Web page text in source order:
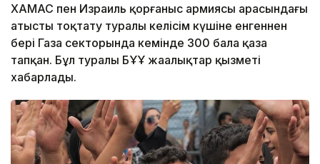
ХАМАС пен Израиль қорғаныс армиясы арасындағы
атысты тоқтату туралы келісім күшіне енгеннен
бері Газа секторында кемінде 300 бала қаза
тапқан. Бұл туралы БҰҰ жаңалықтар қызметі
хабарлады.